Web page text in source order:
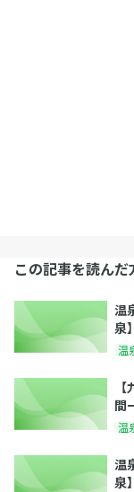
この記事を読ん
温
泉
温
間
温
温
泉